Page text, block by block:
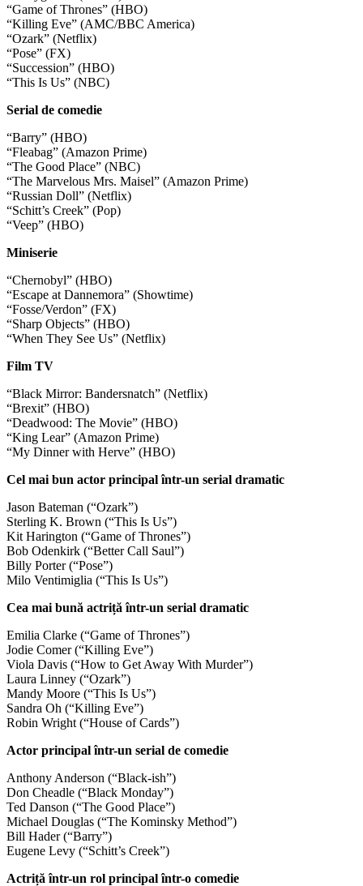
“Game of Thrones” (HBO)
“Killing Eve” (AMC/BBC America)
“Ozark” (Netflix)
“Pose” (FX)
“Succession” (HBO)
“This Is Us” (NBC)
Serial de comedie
“Barry” (HBO)
“Fleabag” (Amazon Prime)
“The Good Place” (NBC)
“The Marvelous Mrs. Maisel” (Amazon Prime)
“Russian Doll” (Netflix)
“Schitt’s Creek” (Pop)
“Veep” (HBO)
Miniserie
“Chernobyl” (HBO)
“Escape at Dannemora” (Showtime)
“Fosse/Verdon” (FX)
“Sharp Objects” (HBO)
“When They See Us” (Netflix)
Film TV
“Black Mirror: Bandersnatch” (Netflix)
“Brexit” (HBO)
“Deadwood: The Movie” (HBO)
“King Lear” (Amazon Prime)
“My Dinner with Herve” (HBO)
Cel mai bun actor principal într-un serial dramatic
Jason Bateman (“Ozark”)
Sterling K. Brown (“This Is Us”)
Kit Harington (“Game of Thrones”)
Bob Odenkirk (“Better Call Saul”)
Billy Porter (“Pose”)
Milo Ventimiglia (“This Is Us”)
Cea mai bună actriță într-un serial dramatic
Emilia Clarke (“Game of Thrones”)
Jodie Comer (“Killing Eve”)
Viola Davis (“How to Get Away With Murder”)
Laura Linney (“Ozark”)
Mandy Moore (“This Is Us”)
Sandra Oh (“Killing Eve”)
Robin Wright (“House of Cards”)
Actor principal într-un serial de comedie
Anthony Anderson (“Black-ish”)
Don Cheadle (“Black Monday”)
Ted Danson (“The Good Place”)
Michael Douglas (“The Kominsky Method”)
Bill Hader (“Barry”)
Eugene Levy (“Schitt’s Creek”)
Actriță într-un rol principal într-o comedie